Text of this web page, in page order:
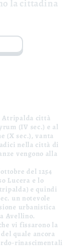
la cittadina
Atripalda città
(IV sec.) e al
(X sec.), vanta
nella città di
vengono alla
del 1254
Lucera e lo
e quindi
un notevole
urbanistica
Avellino.
vi fissarono la
quale ancora
rinascimentali